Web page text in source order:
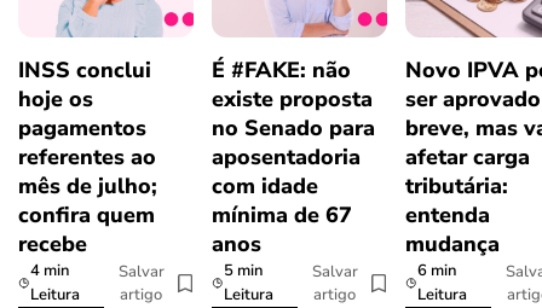
INSS conclui
hoje os
pagamentos
referentes ao
mês de julho;
confira quem
recebe
4 min
Leitura
Salvar
artigo
É #FAKE: não
existe proposta
no Senado para
aposentadoria
com idade
mínima de 67
anos
5 min
Leitura
Salvar
artigo
Novo IPVA
ser
breve, mas
afetar carga
tributária:
entenda
mudança
6 min
Leitura